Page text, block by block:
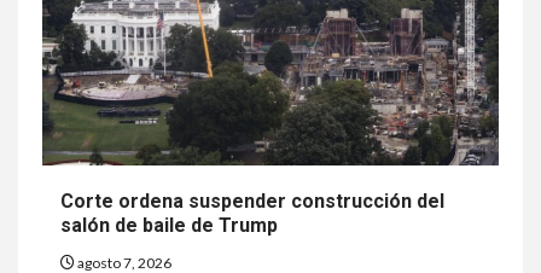
Corte ordena suspender construcción del
salón de baile de Trump
agosto 7, 2026